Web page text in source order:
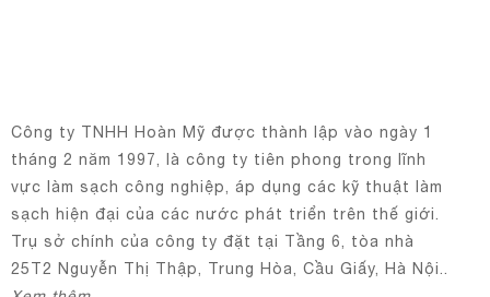
Công ty TNHH Hoàn Mỹ được thành lập vào ngày 1
tháng 2 năm 1997, là công ty tiên phong trong lĩnh
vực làm sạch công nghiệp, áp dụng các kỹ thuật làm
sạch hiện đại của các nước phát triển trên thế giới.
Trụ sở chính của công ty đặt tại Tầng 6, tòa nhà
25T2 Nguyễn Thị Thập, Trung Hòa, Cầu Giấy, Hà Nội..